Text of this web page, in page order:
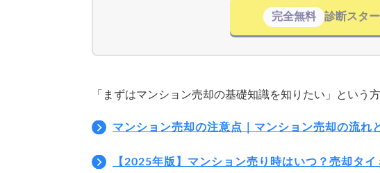
完全無料 診断スタ
「まずはマンション売却の基礎知識を知りたい」という
マンション売却の注意点｜マンション売却の流れ
【2025年版】マンション売り時はいつ？売却タ